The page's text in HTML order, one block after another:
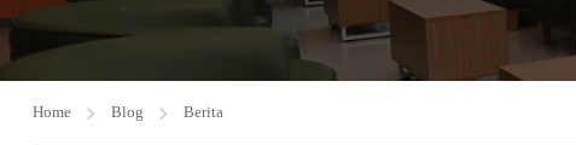
Home Blog Berita